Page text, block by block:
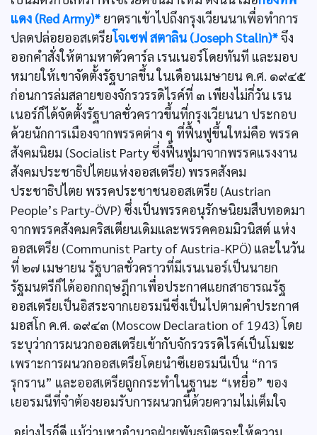
แดง (Red Army)* ยาตราเข้าไปถึงกรุงเวียนนาเพื่อทำการ
ปลดปล่อยออสเตรียโจเซฟ สตาลิน (Joseph Stalin)*จึง
ออกคำสั่งให้ตามหาตัวคาร์ล เรนเนอร์โดยทันที และมอบ
หมายให้เขาจัดตั้งรัฐบาลขึ้น ในเดือนเมษายน ค.ศ. ๑๙๔๕
ก่อนการล่มสลายของจักรวรรดิไรค์ที่ ๓ เพียงไม่กี่วัน เรน
เนอร์ก็ได้จัดตั้งรัฐบาลชั่วคราวขึ้นที่กรุงเวียนนา ประกอบ
ด้วยนักการเมืองจากพรรคต่าง ๆ ที่ฟื้นฟูขึ้นใหม่คือ พรรค
สังคมนิยม (Socialist Party ซึ่งฟื้นฟูมาจากพรรคแรงงาน
สังคมประชาธิปไตยแห่งออสเตรีย) พรรคสังคม
ประชาธิปไตย พรรคประชาชนออสเตรีย (Austrian
People’s Party-ÖVP) ซึ่งเป็นพรรคอนุรักษนิยมสืบทอดมา
จากพรรคสังคมคริสเตียนเดิมและพรรคคอมมิวนิสต์ แห่ง
ออสเตรีย (Communist Party of Austria-KPÖ) และในวัน
ที่ ๒๗ เมษายน รัฐบาลชั่วคราวที่มีเรนเนอร์เป็นนายก
รัฐมนตรีก็ได้ออกกฤษฎีกาเพื่อประกาศแยกสาธารณรัฐ
ออสเตรียเป็นอิสระจากเยอรมนีซึ่งเป็นไปตามคำประกาศ
มอสโก ค.ศ. ๑๙๔๓ (Moscow Declaration of 1943) โดย
ระบุว่าการผนวกออสเตรียเข้ากับจักรวรรดิไรค์เป็นโมฆะ
เพราะการผนวกออสเตรียโดยนำซีเยอรมนีเป็น “การ
รุกราน” และออสเตรียถูกกระทำในฐานะ “เหยื่อ” ของ
เยอรมนีที่จำต้องยอมรับการผนวกนี้ด้วยความไม่เต็มใจ